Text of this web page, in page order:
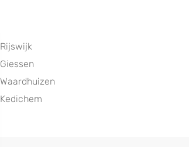
Rijswijk
Giessen
Waardhuizen
Kedichem